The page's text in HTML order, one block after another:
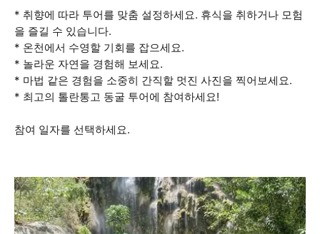
* 취향에 따라 투어를 맞춤 설정하세요. 휴식을 취하거나 모험
을 즐길 수 있습니다.
* 온천에서 수영할 기회를 잡으세요.
* 놀라운 자연을 경험해 보세요.
* 마법 같은 경험을 소중히 간직할 멋진 사진을 찍어보세요.
* 최고의 톨란통고 동굴 투어에 참여하세요!
참여 일자를 선택하세요.